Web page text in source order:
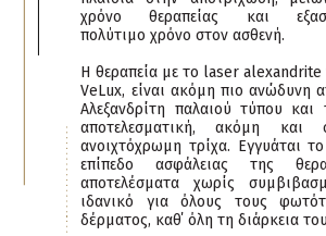
χρόνο θεραπείας και
πολύτιμο χρόνο στον ασθενή.
Η θεραπεία με το laser alexandrite
VeLux, είναι ακόμη πιο ανώδυνη
Αλεξανδρίτη παλαιού τύπου και
αποτελεσματική, ακόμη και
ανοιχτόχρωμη τρίχα. Εγγυάται
επίπεδο ασφάλειας της
αποτελέσματα χωρίς
ιδανικό για όλους τους
δέρματος, καθ΄ όλη τη διάρκεια